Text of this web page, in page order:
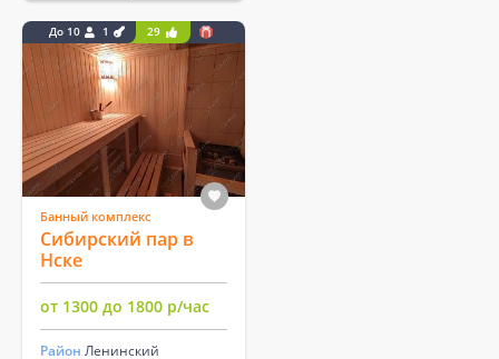
До 10 1 29
Банный комплекс
Сибирский пар в
Нске
от 1300 до 1800 р/час
Район Ленинский